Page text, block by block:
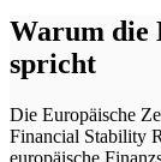
Warum die
spricht
Die Europäische
Financial Stability
europäische